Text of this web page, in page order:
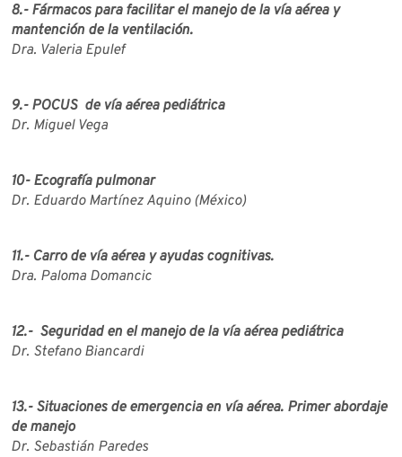
8.- Fármacos para facilitar el manejo de la vía aérea y
mantención de la ventilación.
Dra. Valeria Epulef
9.- POCUS de vía aérea pediátrica
Dr. Miguel Vega
10- Ecografía pulmonar
Dr. Eduardo Martínez Aquino (México)
11.- Carro de vía aérea y ayudas cognitivas.
Dra. Paloma Domancic
12.- Seguridad en el manejo de la vía aérea pediátrica
Dr. Stefano Biancardi
13.- Situaciones de emergencia en vía aérea. Primer abordaje
de manejo
Dr. Sebastián Paredes